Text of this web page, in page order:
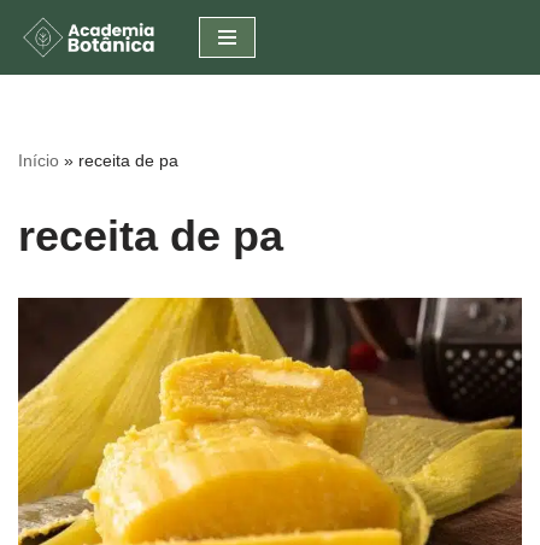
Pular
conteúdo
Início » receita de pa
receita de pa